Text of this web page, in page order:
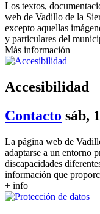
Los textos,
web de Vadillo de la
excepto aquellas
y particulares del
Más información
Accesibilidad
Contacto sáb,
La página web de
adaptarse a un entorno
discapacidades
información que
+ info